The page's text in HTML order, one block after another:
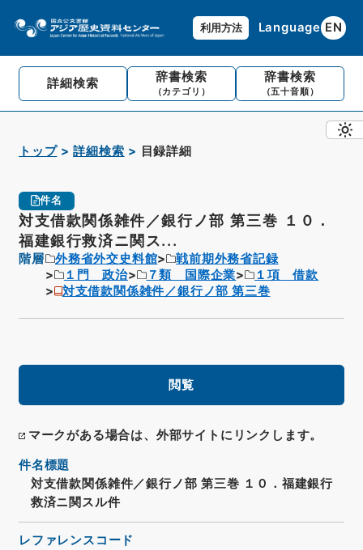
利用方法 Language EN
詳細検索 辞書検索
（カテゴリ）
辞書検索
（五十音順）
トップ 詳細検索 目録詳細
件名
対支借款関係雑件／銀行ノ部 第三巻 １０．
福建銀行救済ニ関ス...
階層 外務省外交史料館
戦前期外務省記録
１門 政治
７類 国際企業
１項 借款
対支借款関係雑件／銀行ノ部 第三巻
閲覧
マークがある場合は、外部サイトにリンクします。
件名標題
対支借款関係雑件／銀行ノ部 第三巻 １０．福建銀行
救済ニ関スル件
レファレンスコード